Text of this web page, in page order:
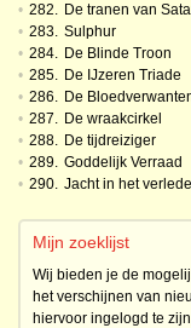
• 282. De tranen van
• 283. Sulphur
• 284. De Blinde Troon
• 285. De IJzeren Triade
• 286. De
• 287. De wraakcirkel
• 288. De tijdreiziger
• 289. Goddelijk Verraad
• 290. Jacht in het
Mijn zoeklijst
Wij bieden je de
het verschijnen van
hiervoor ingelogd te